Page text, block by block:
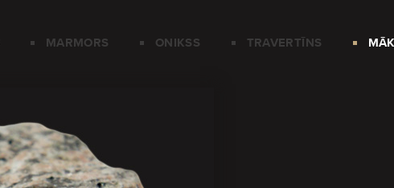
MARMORS ONIKSS TRAVERTĪNS